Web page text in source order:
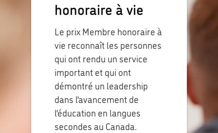
honoraire à vie
Le prix Membre honoraire à
vie reconnaît les personnes
qui ont rendu un service
important et qui ont
démontré un leadership
dans l’avancement de
l’éducation en langues
secondes au Canada.